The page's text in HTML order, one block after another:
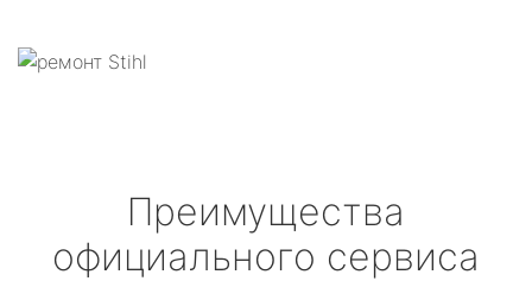
Преимущества
официального сервиса